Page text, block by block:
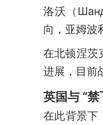
洛沃（
向，亚姆波
在北顿涅
进展，目前
英国与 “禁
在此背景下